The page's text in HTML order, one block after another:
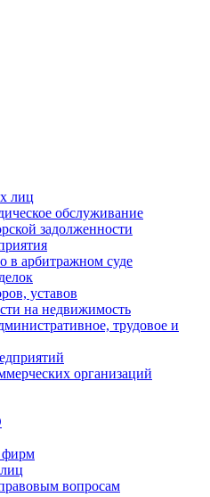
лиц
обслуживание
задолженности
в арбитражном суде
уставов
на недвижимость
трудовое и
организаций
фирм
вопросам